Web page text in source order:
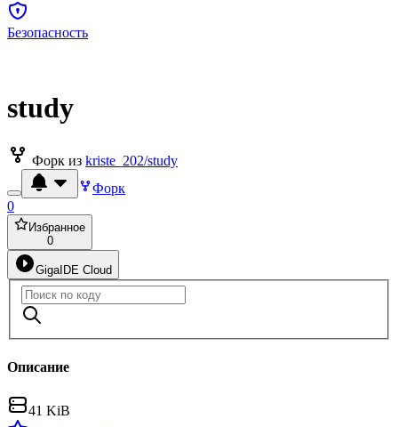
Безопасность
study
Форк из kriste_202/study
Форк
0
Избранное
0
GigaIDE Cloud
Описание
41 KiB